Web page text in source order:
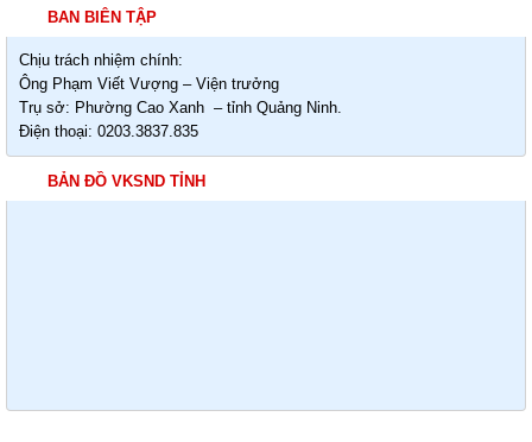
BAN BIÊN TẬP
Chịu trách nhiệm chính:
Ông Phạm Viết Vượng – Viện trưởng
Trụ sở: Phường Cao Xanh – tỉnh Quảng Ninh.
Điện thoại: 0203.3837.835
BẢN ĐỒ VKSND TỈNH